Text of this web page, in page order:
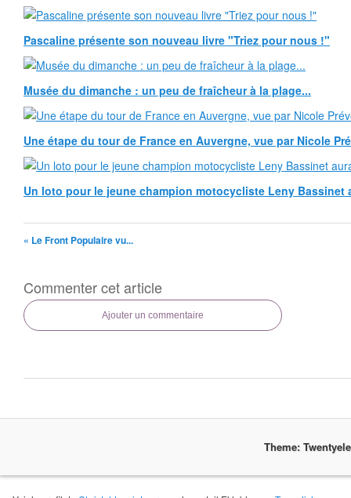
Pascaline présente son nouveau livre "Triez pour nous !"
Musée du dimanche : un peu de fraîcheur à la plage...
Une étape du tour de France en Auvergne, vue par Nicole
Un loto pour le jeune champion motocycliste Leny Bassinet
« Le Front Populaire vu...
Commenter cet article
Ajouter un commentaire
Theme: